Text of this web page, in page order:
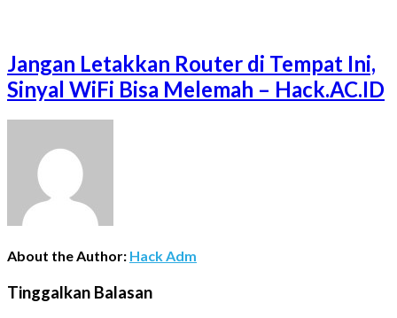
Jangan Letakkan Router di Tempat Ini,
Sinyal WiFi Bisa Melemah – Hack.AC.ID
About the Author: Hack Adm
Tinggalkan Balasan